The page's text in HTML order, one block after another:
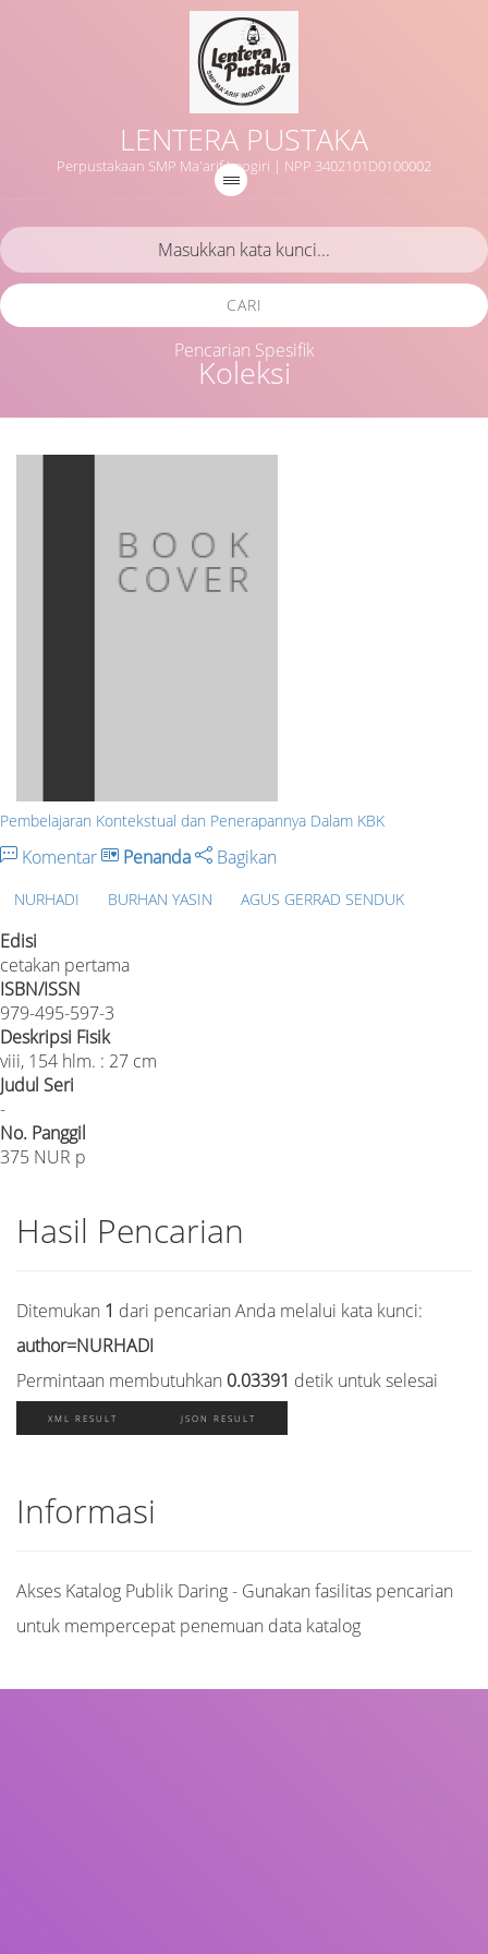
LENTERA PUSTAKA
Perpustakaan SMP Ma'arif Imogiri | NPP 3402101D0100002
Koleksi
CARI
Pencarian Spesifik
Pembelajaran Kontekstual dan Penerapannya Dalam KBK
Komentar Penanda Bagikan
NURHADI BURHAN YASIN AGUS GERRAD SENDUK
Edisi
cetakan pertama
ISBN/ISSN
979-495-597-3
Deskripsi Fisik
viii, 154 hlm. : 27 cm
Judul Seri
-
No. Panggil
375 NUR p
Hasil Pencarian
Ditemukan 1 dari pencarian Anda melalui kata kunci:
author=NURHADI
Permintaan membutuhkan 0.03391 detik untuk selesai
XML RESULT JSON RESULT
Informasi
Akses Katalog Publik Daring - Gunakan fasilitas pencarian
untuk mempercepat penemuan data katalog